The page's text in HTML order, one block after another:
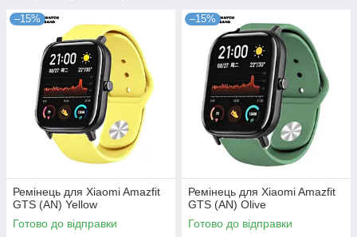
–15%
Ремінець для Xiaomi Amazfit
GTS (AN) Yellow
Готово до відправки
–15%
Ремінець для Xiaomi Amazfit
GTS (AN) Olive
Готово до відправки